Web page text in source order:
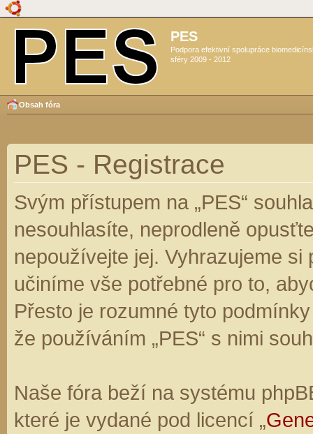
PES
Podpora efektivní spolupráce
sféry 2009 - 2012
Obsah fóra
PES - Registrace
Svým přístupem na „PES“
nesouhlasíte, neprodleně
nepoužívejte jej. Vyhrazujeme
učiníme vše potřebné pro to,
Přesto je rozumné tyto
že používáním „PES“ s nimi
Naše fóra beží na systému
které je vydané pod licencí „